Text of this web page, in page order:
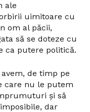
ale
uimitoare cu
om al păcii,
să se doteze cu
ca putere politică.
de timp pe
care nu le putem
și să
dar